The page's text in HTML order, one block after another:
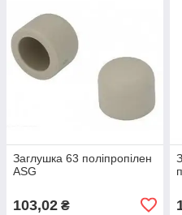
Заглушка 63 поліпропілен
ASG
103,02 ₴